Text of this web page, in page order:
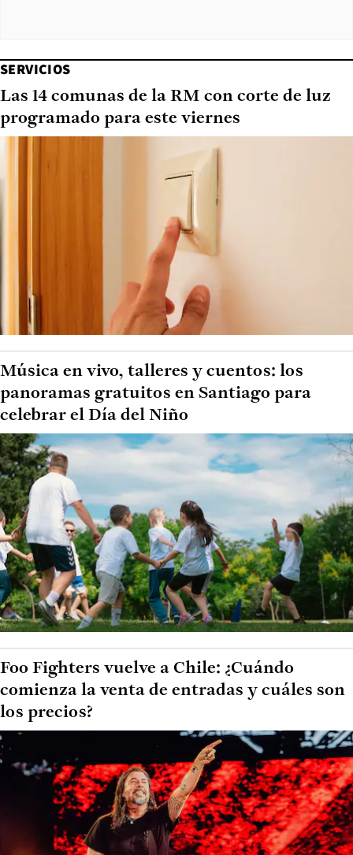
SERVICIOS
Las 14 comunas de la RM con corte de luz
programado para este viernes
Música en vivo, talleres y cuentos: los
panoramas gratuitos en Santiago para
celebrar el Día del Niño
Foo Fighters vuelve a Chile: ¿Cuándo
comienza la venta de entradas y cuáles son
los precios?